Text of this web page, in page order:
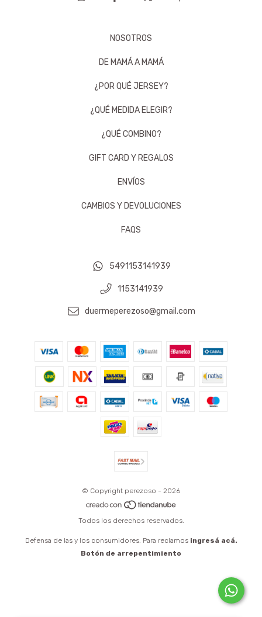
NOSOTROS
DE MAMÁ A MAMÁ
¿POR QUÉ JERSEY?
¿QUÉ MEDIDA ELEGIR?
¿QUÉ COMBINO?
GIFT CARD Y REGALOS
ENVÍOS
CAMBIOS Y DEVOLUCIONES
FAQS
5491153141939
1153141939
duermeperezoso@gmail.com
© Copyright perezoso - 2026
Todos los derechos reservados.
Defensa de las y los consumidores. Para reclamos ingresá acá.
Botón de arrepentimiento